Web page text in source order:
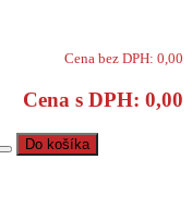
Cena bez DPH: 0,00
Cena s DPH: 0,00
Do košíka